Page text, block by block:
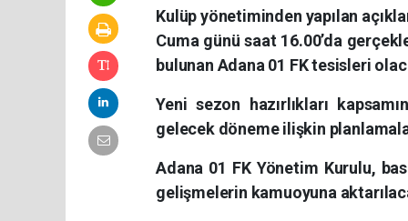
Kulüp yönetiminden yapılan
Cuma günü saat 16.00’da
bulunan Adana 01 FK tesisleri
Yeni sezon hazırlıkları
gelecek döneme ilişkin
Adana 01 FK Yönetim Kurulu,
gelişmelerin kamuoyuna